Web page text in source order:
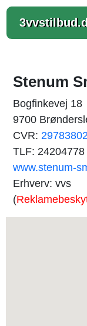
Stenum
Bogfinkevej 18
9700
CVR:
TLF: 24204778
www.stenum-
Erhverv: vvs
(